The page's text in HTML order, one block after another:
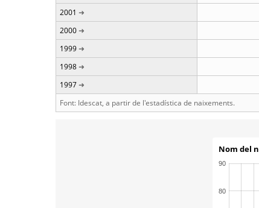
2001
2000
1999
1998
1997
Font: Idescat, a partir de l'estadística de naixements.